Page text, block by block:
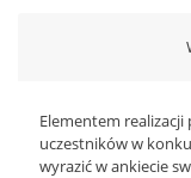
Elementem
uczestników w
wyrazić w ankiecie